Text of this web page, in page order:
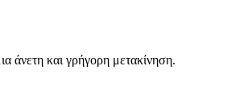
άνετη και γρήγορη μετακίνηση.